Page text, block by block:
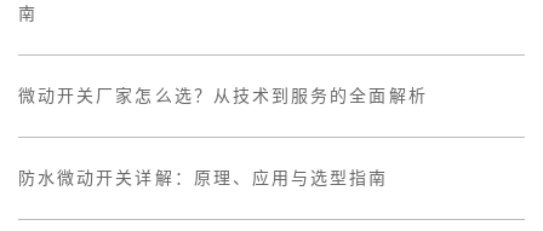
南
微动开关厂家怎么选？从技术到服务的全面解析
防水微动开关详解：原理、应用与选型指南